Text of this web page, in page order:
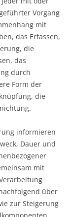
Vorgang
mit
das Erfassen,
die
das
durch
Form der
die
informieren
Dauer und
mit
über
zur Steigerung